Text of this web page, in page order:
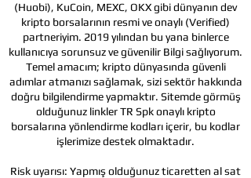
(Huobi), KuCoin, MEXC, OKX gibi dünyanın dev
kripto borsalarının resmi ve onaylı (Verified)
partneriyim. 2019 yılından bu yana binlerce
kullanıcıya sorunsuz ve güvenilir Bilgi sağlıyorum.
Temel amacım; kripto dünyasında güvenli
adımlar atmanızı sağlamak, sizi sektör hakkında
doğru bilgilendirme yapmaktır. Sitemde görmüş
olduğunuz linkler TR Spk onaylı kripto
borsalarına yönlendirme kodları içerir, bu kodlar
işlerimize destek olmaktadır.
Risk uyarısı: Yapmış olduğunuz ticaretten al sat